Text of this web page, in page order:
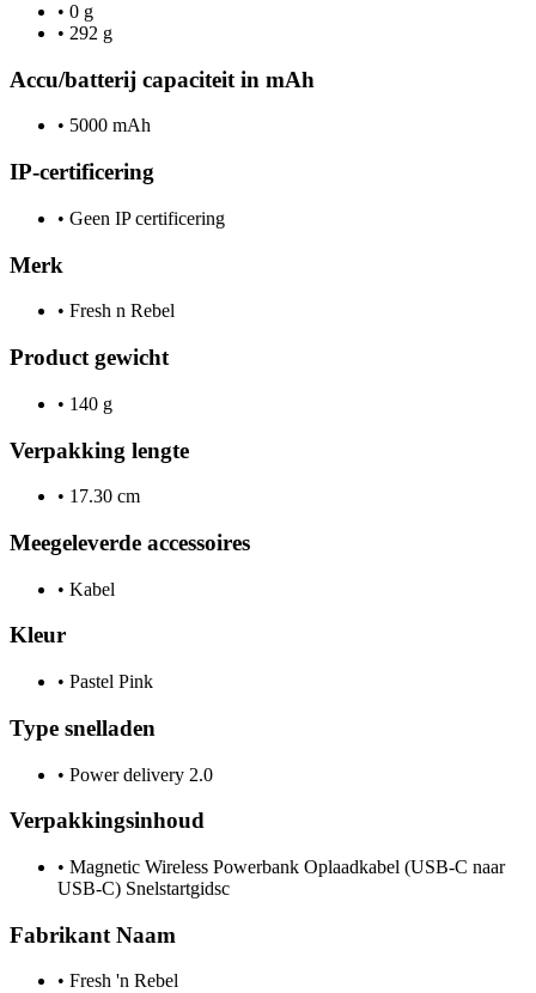
• 0 g
• 292 g
Accu/batterij capaciteit in mAh
• 5000 mAh
IP-certificering
• Geen IP certificering
Merk
• Fresh n Rebel
Product gewicht
• 140 g
Verpakking lengte
• 17.30 cm
Meegeleverde accessoires
• Kabel
Kleur
• Pastel Pink
Type snelladen
• Power delivery 2.0
Verpakkingsinhoud
• Magnetic Wireless Powerbank Oplaadkabel (USB-C naar
USB-C) Snelstartgidsc
Fabrikant Naam
• Fresh 'n Rebel